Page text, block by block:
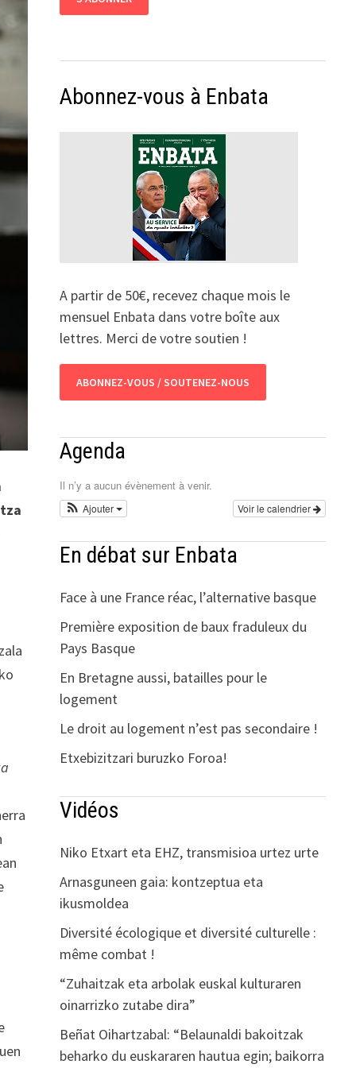
Abonnez-vous à Enbata
A partir de 50€, recevez chaque mois le
mensuel Enbata dans votre boîte aux
lettres. Merci de votre soutien !
ABONNEZ-VOUS / SOUTENEZ-NOUS
Agenda
Il n’y a aucun évènement à venir.
Voir le calendrier
Ajouter
En débat sur Enbata
Face à une France réac, l’alternative basque
Première exposition de baux fraduleux du
Pays Basque
En Bretagne aussi, batailles pour le
logement
Le droit au logement n’est pas secondaire !
Etxebizitzari buruzko Foroa!
Vidéos
Niko Etxart eta EHZ, transmisioa urtez urte
Arnasguneen gaia: kontzeptua eta
ikusmoldea
Diversité écologique et diversité culturelle :
même combat !
“Zuhaitzak eta arbolak euskal kulturaren
oinarrizko zutabe dira”
Beñat Oihartzabal: “Belaunaldi bakoitzak
beharko du euskararen hautua egin; baikorra